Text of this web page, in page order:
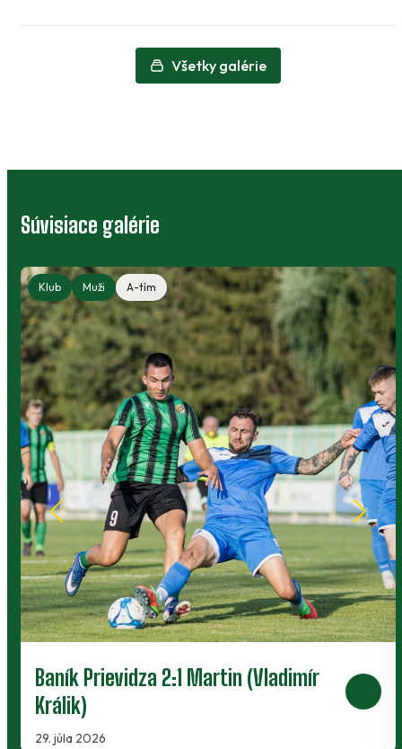
Všetky galérie
Súvisiace galérie
Klub Muži A-tím
Baník Prievidza 2:1 Martin (Vladimír
Králik)
29. júla 2026